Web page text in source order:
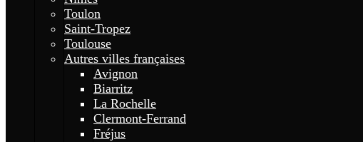
Toulon
Saint-Tropez
Toulouse
Autres villes françaises
Avignon
Biarritz
La Rochelle
Clermont-Ferrand
Fréjus